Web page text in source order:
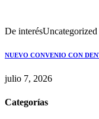
De interésUncategorized
NUEVO CONVENIO CON
julio 7, 2026
Categorías